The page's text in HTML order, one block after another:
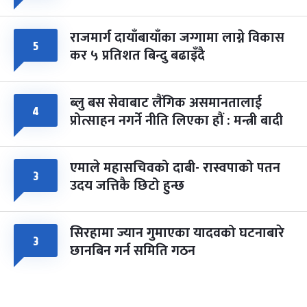
५ राजमार्ग दायाँबायाँका जग्गामा लाग्ने विकास
कर ५ प्रतिशत बिन्दु बढाइँदै
४ ब्लु बस सेवाबाट लैंगिक असमानतालाई
प्रोत्साहन नगर्ने नीति लिएका हौं : मन्त्री बादी
३ एमाले महासचिवको दाबी- रास्वपाको पतन
उदय जत्तिकै छिटो हुन्छ
३ सिरहामा ज्यान गुमाएका यादवको घटनाबारे
छानबिन गर्न समिति गठन